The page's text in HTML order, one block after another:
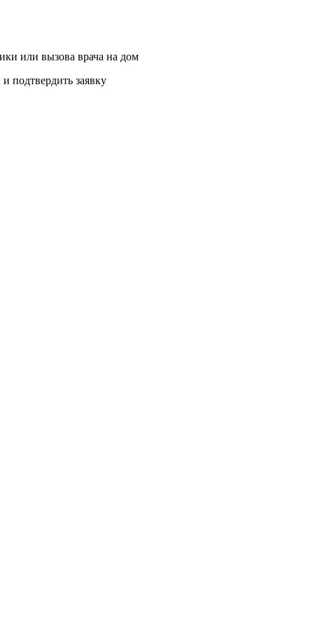
или вызова врача на дом
подтвердить заявку